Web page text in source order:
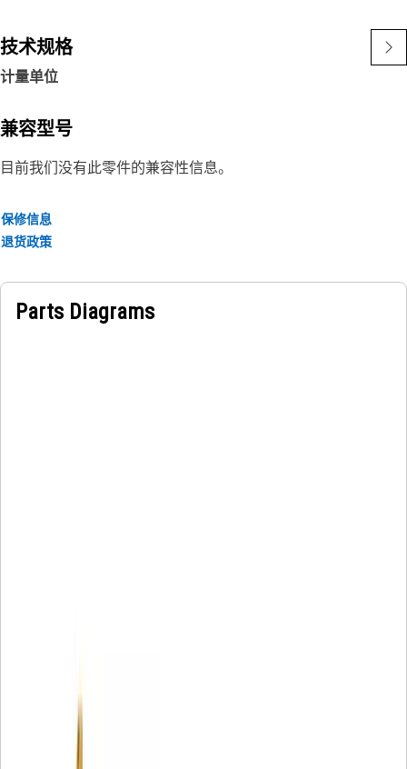
技术规格
计量单位
兼容型号
目前我们没有此零件的兼容性信息。
保修信息
退货政策
Parts Diagrams